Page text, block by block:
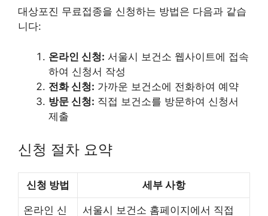
대상포진 무료접종을 신청하는 방법은 다음과 같습
니다:
온라인 신청: 서울시 보건소 웹사이트에 접속
하여 신청서 작성
전화 신청: 가까운 보건소에 전화하여 예약
방문 신청: 직접 보건소를 방문하여 신청서
제출
신청 절차 요약
신청 방법 세부 사항
온라인 신 서울시 보건소 홈페이지에서 직접